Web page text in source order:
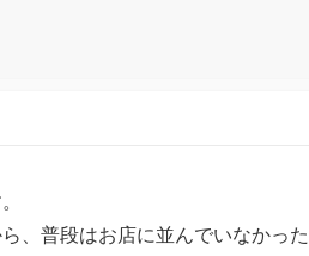
、普段はお店に並んでいなかっ